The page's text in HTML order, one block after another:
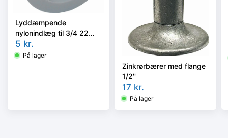
Lyddæmpende
nylonindlæg til 3/4 22
mm zinkrørbærer
5 kr.
På lager
Zinkrørbærer med flange
1/2''
17 kr.
På lager